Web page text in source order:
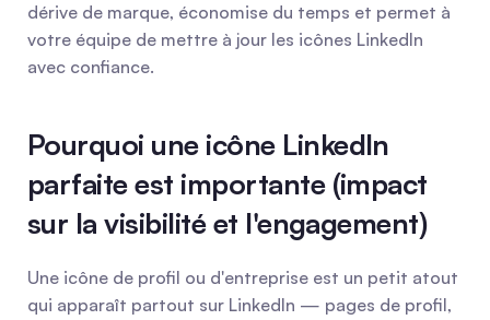
dérive de marque, économise du temps et permet à
votre équipe de mettre à jour les icônes LinkedIn
avec confiance.
Pourquoi une icône LinkedIn
parfaite est importante (impact
sur la visibilité et l'engagement)
Une icône de profil ou d'entreprise est un petit atout
qui apparaît partout sur LinkedIn — pages de profil,